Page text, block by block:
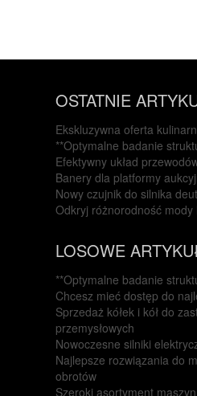
OSTATNIE
Ekskluzywna oferta
**Optymalne badanie
Efektywny układ
Banery dla platformy
Nowy czujnik do silnika
Odkryj różnorodność mody
LOSOWE
**Optymalne badanie
Chcesz mieć dostęp do
Sprzedaż kółek i kół do
przemysłowych
Nowoczesne silniki
Najlepsze rozwiązania do
obrotów
Szeroki asortyment